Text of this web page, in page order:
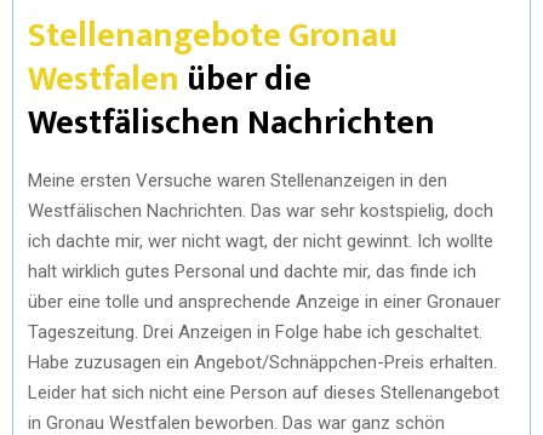
Stellenangebote Gronau
Westfalen über die
Westfälischen Nachrichten
Meine ersten Versuche waren Stellenanzeigen in den
Westfälischen Nachrichten. Das war sehr kostspielig, doch
ich dachte mir, wer nicht wagt, der nicht gewinnt. Ich wollte
halt wirklich gutes Personal und dachte mir, das finde ich
über eine tolle und ansprechende Anzeige in einer Gronauer
Tageszeitung. Drei Anzeigen in Folge habe ich geschaltet.
Habe zuzusagen ein Angebot/Schnäppchen-Preis erhalten.
Leider hat sich nicht eine Person auf dieses Stellenangebot
in Gronau Westfalen beworben. Das war ganz schön